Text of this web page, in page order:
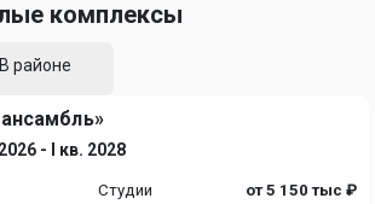
комплексы
В районе
- I кв. 2028
Студии
от 5 150 тыс ₽